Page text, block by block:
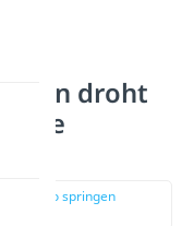
droht
im Video springen